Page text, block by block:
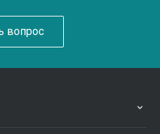
вопрос